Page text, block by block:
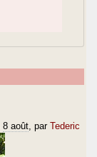
8 août , par Tederic